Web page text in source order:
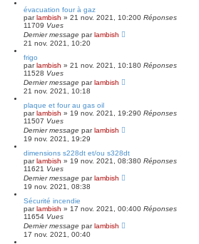
évacuation four à gaz
parlambish » 21 nov. 2021, 10:200 Réponses
11709 Vues
Dernier message parlambish
21 nov. 2021, 10:20
frigo
parlambish » 21 nov. 2021, 10:180 Réponses
11528 Vues
Dernier message parlambish
21 nov. 2021, 10:18
plaque et four au gas oil
parlambish » 19 nov. 2021, 19:290 Réponses
11507 Vues
Dernier message parlambish
19 nov. 2021, 19:29
dimensions s228dt et/ou s328dt
parlambish » 19 nov. 2021, 08:380 Réponses
11621 Vues
Dernier message parlambish
19 nov. 2021, 08:38
Sécurité incendie
parlambish » 17 nov. 2021, 00:400 Réponses
11654 Vues
Dernier message parlambish
17 nov. 2021, 00:40